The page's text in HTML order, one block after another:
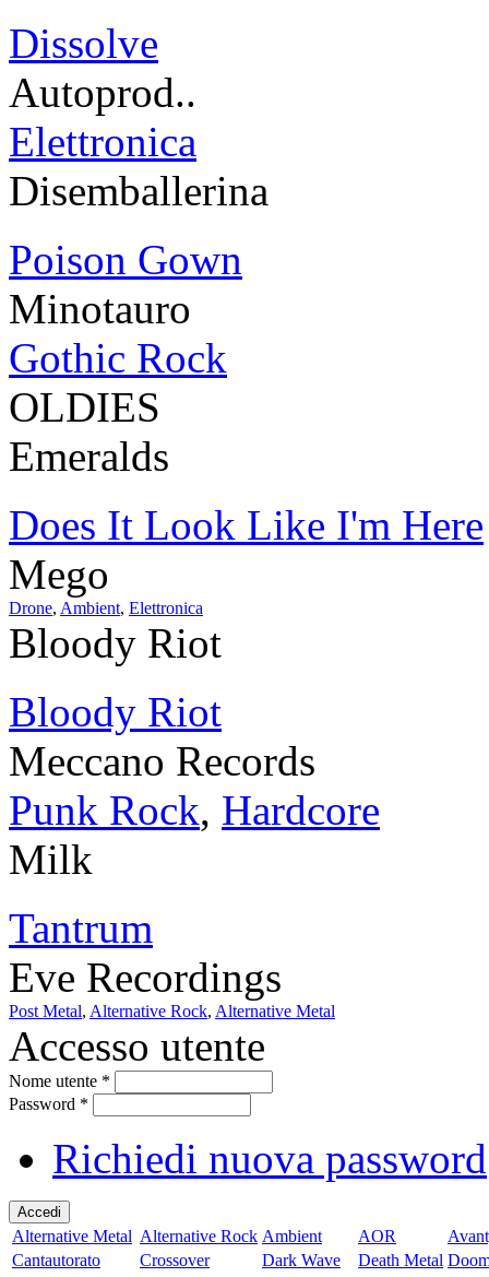
Dissolve
Autoprod..
Elettronica
Disemballerina
Poison Gown
Minotauro
Gothic Rock
OLDIES
Emeralds
Does It Look Like I'm Here
Mego
Drone, Ambient, Elettronica
Bloody Riot
Bloody Riot
Meccano Records
Punk Rock, Hardcore
Milk
Tantrum
Eve Recordings
Post Metal, Alternative Rock, Alternative Metal
Accesso utente
Nome utente *
Password *
Richiedi nuova password
Alternative Metal Alternative Rock Ambient AOR
Cantautorato
Crossover Dark Wave Death Metal